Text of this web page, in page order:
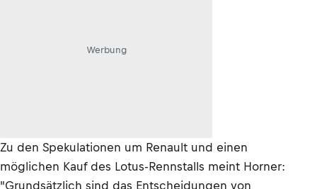
Werbung
Zu den Spekulationen um Renault und einen
möglichen Kauf des Lotus-Rennstalls meint Horner:
"Grundsätzlich sind das Entscheidungen von